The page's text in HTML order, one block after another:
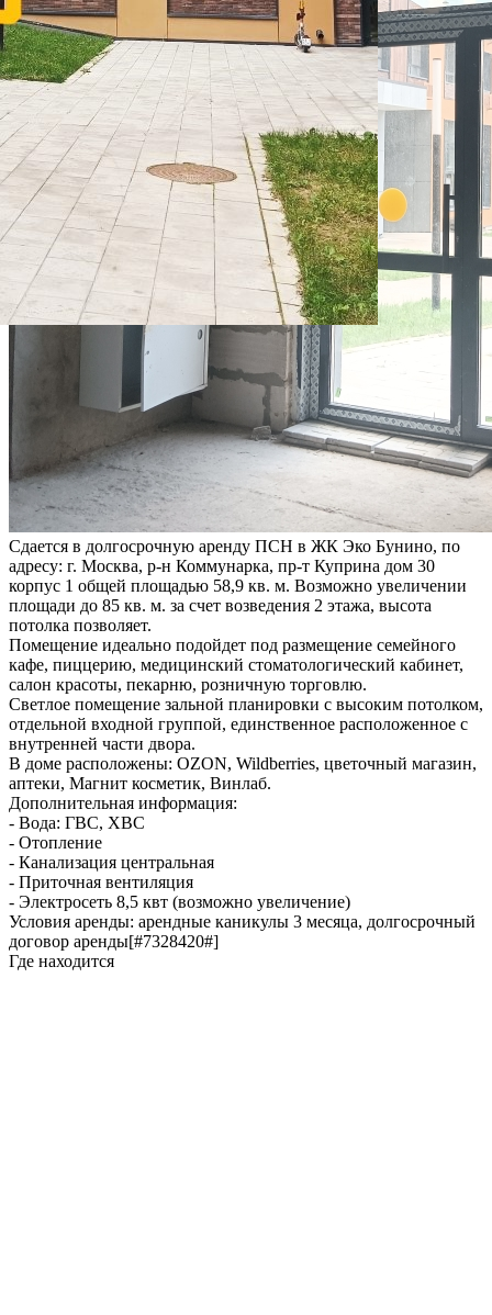
Сдается в долгосрочную аренду ПСН в ЖК Эко Бунино, по
адресу: г. Москва, р-н Коммунарка, пр-т Куприна дом 30
корпус 1 общей площадью 58,9 кв. м. Возможно увеличении
площади до 85 кв. м. за счет возведения 2 этажа, высота
потолка позволяет.
Помещение идеально подойдет под размещение семейного
кафе, пиццерию, медицинский стоматологический кабинет,
салон красоты, пекарню, розничную торговлю.
Светлое помещение зальной планировки с высоким потолком,
отдельной входной группой, единственное расположенное с
внутренней части двора.
В доме расположены: OZON, Wildberries, цветочный магазин,
аптеки, Магнит косметик, Винлаб.
Дополнительная информация:
- Вода: ГВС, ХВС
- Отопление
- Канализация центральная
- Приточная вентиляция
- Электросеть 8,5 квт (возможно увеличение)
Условия аренды: арендные каникулы 3 месяца, долгосрочный
договор аренды[#7328420#]
Где находится